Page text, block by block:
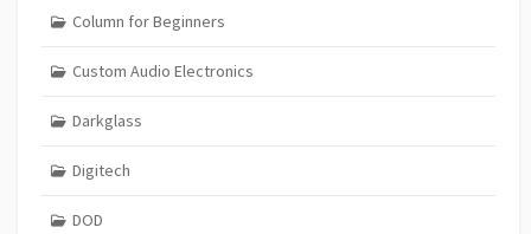
Column for Beginners
Custom Audio Electronics
Darkglass
Digitech
DOD